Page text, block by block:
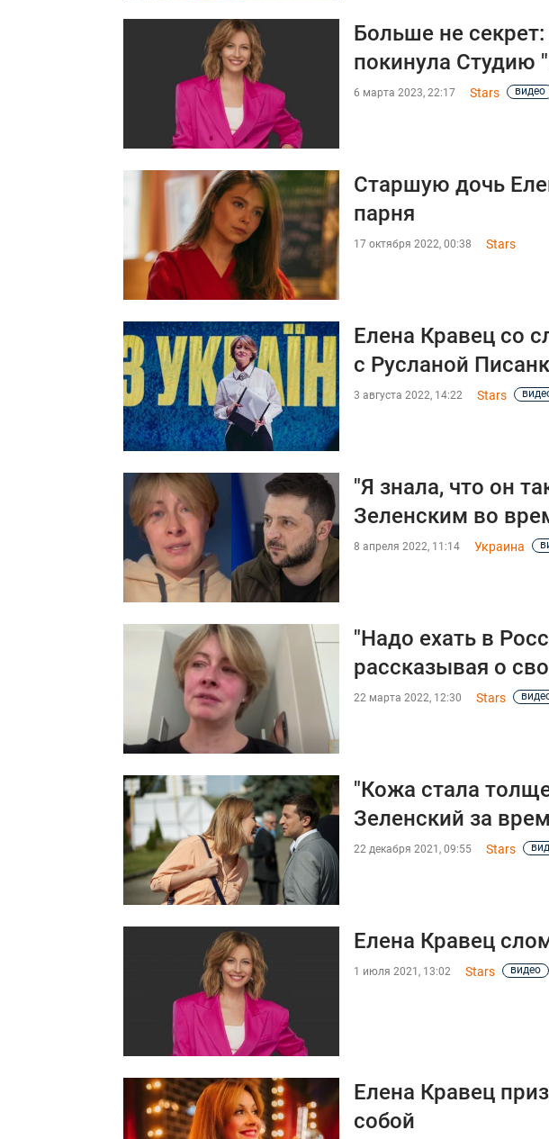
Больше не
покинула Студию
6 марта 2023, 22:17 Stars видео
Старшую дочь
парня
17 октября 2022, 00:38 Stars
Елена Кравец со
с Русланой
3 августа 2022, 14:22 Stars
"Я знала, что он
Зеленским во
8 апреля 2022, 11:14 Украина
"Надо ехать в
рассказывая о
22 марта 2022, 12:30 Stars
"Кожа стала
Зеленский за
22 декабря 2021, 09:55 Stars
Елена Кравец
1 июля 2021, 13:02 Stars видео
Елена Кравец
собой